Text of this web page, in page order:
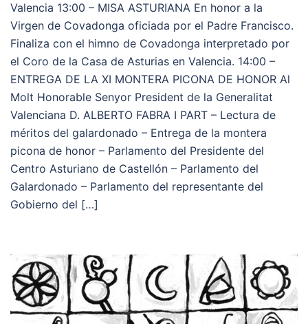
Valencia 13:00 – MISA ASTURIANA En honor a la
Virgen de Covadonga oficiada por el Padre Francisco.
Finaliza con el himno de Covadonga interpretado por
el Coro de la Casa de Asturias en Valencia. 14:00 –
ENTREGA DE LA XI MONTERA PICONA DE HONOR Al
Molt Honorable Senyor President de la Generalitat
Valenciana D. ALBERTO FABRA I PART – Lectura de
méritos del galardonado – Entrega de la montera
picona de honor – Parlamento del Presidente del
Centro Asturiano de Castellón – Parlamento del
Galardonado – Parlamento del representante del
Gobierno del […]